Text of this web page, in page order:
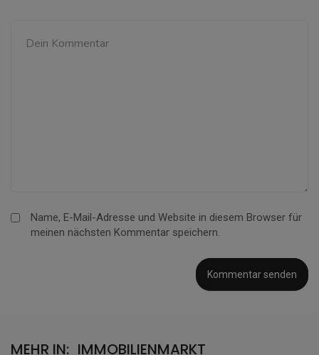
Name, E-Mail-Adresse und Website in diesem Browser für
meinen nächsten Kommentar speichern.
MEHR IN: IMMOBILIENMARKT